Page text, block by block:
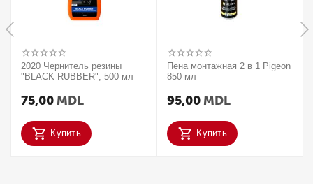
2020 Чернитель резины
"BLACK RUBBER", 500 мл
75,00 MDL
Купить
Пена монтажная 2 в 1 Pigeon
850 мл
95,00 MDL
Купить